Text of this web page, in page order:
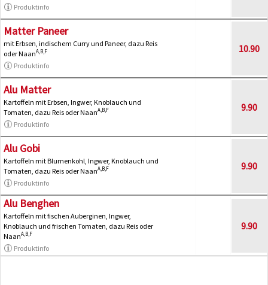
Produktinfo
Matter Paneer
mit Erbsen, indischem Curry und Paneer, dazu Reis
oder NaanA,B,F
Produktinfo
10.90
Alu Matter
Kartoffeln mit Erbsen, Ingwer, Knoblauch und
Tomaten, dazu Reis oder NaanA,B,F
Produktinfo
9.90
Alu Gobi
Kartoffeln mit Blumenkohl, Ingwer, Knoblauch und
Tomaten, dazu Reis oder NaanA,B,F
Produktinfo
9.90
Alu Benghen
Kartoffeln mit fischen Auberginen, Ingwer,
Knoblauch und frischen Tomaten, dazu Reis oder
NaanA,B,F
Produktinfo
9.90